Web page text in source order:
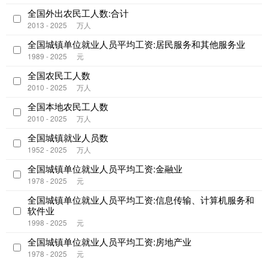
全国外出农民工人数:合计
2013 - 2025 万人
全国城镇单位就业人员平均工资:居民服务和其他服务业
1989 - 2025 元
全国农民工人数
2010 - 2025 万人
全国本地农民工人数
2010 - 2025 万人
全国城镇就业人员数
1952 - 2025 万人
全国城镇单位就业人员平均工资:金融业
1978 - 2025 元
全国城镇单位就业人员平均工资:信息传输、计算机服务和
软件业
1998 - 2025 元
全国城镇单位就业人员平均工资:房地产业
1978 - 2025 元